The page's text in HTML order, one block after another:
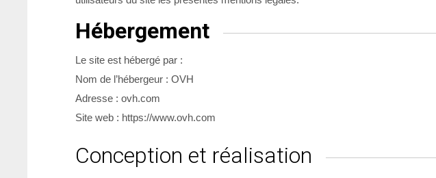
Hébergement
Le site est hébergé par :
Nom de l’hébergeur : OVH
Adresse : ovh.com
Site web : https://www.ovh.com
Conception et réalisation